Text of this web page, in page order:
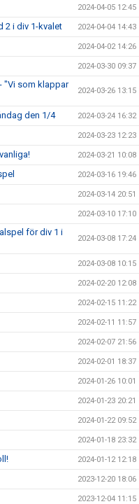
2024-04-05 12:45
2 i div 1-kvalet 2024-04-04 14:43
2024-04-02 14:26
2024-03-30 09:37
"Vi som klappar
2024-03-26 13:15
den 1/4 2024-03-24 16:32
2024-03-23 12:23
2024-03-21 10:08
2024-03-16 19:46
2024-03-14 20:51
2024-03-10 17:10
för div 1 i
2024-03-08 17:24
2024-03-08 10:15
2024-02-20 12:08
2024-02-15 11:22
2024-02-11 11:57
2024-02-07 21:56
2024-02-01 18:37
2024-01-26 10:01
2024-01-23 20:21
2024-01-22 09:52
2024-01-18 23:32
2024-01-12 12:18
2023-12-20 18:06
2023-12-04 11:15